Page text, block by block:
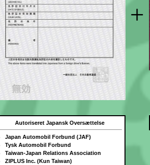
+
Autoriseret Japansk Oversættelse
Japan Automobil Forbund (JAF)
Tysk Automobil Forbund
Taiwan-Japan Relations Association
ZIPLUS Inc. (Kun Taiwan)